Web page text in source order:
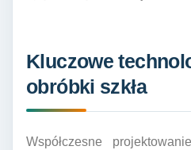
Kluczowe
obróbki szkła
Współczesne